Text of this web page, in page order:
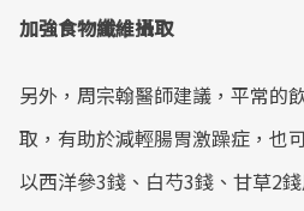
加強食物纖維攝取
另外，周宗翰醫師建議，平常的
取，有助於減輕腸胃激躁症，也
以西洋參3錢、白芍3錢、甘草2